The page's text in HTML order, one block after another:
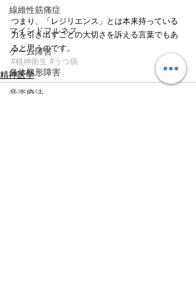
線維性筋痛症
マインドフルネス
ゲーム障害
身体醜形障害
音楽療法
つまり、「レジリエンス」とは本来持っている
力を引き出すことの大切さを訴える言葉でもあ
ると思うのです。
#精神衛生 #うつ病
精神医学